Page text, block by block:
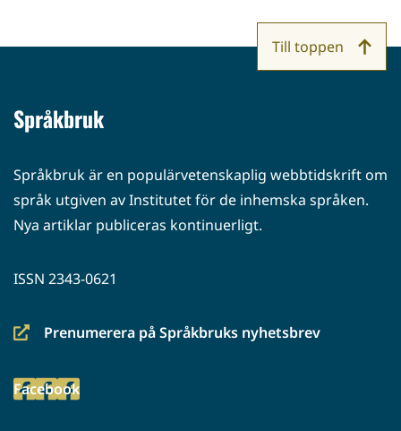
Språkbruk
Språkbruk är en populärvetenskaplig webbtidskrift om
språk utgiven av Institutet för de inhemska språken.
Nya artiklar publiceras kontinuerligt.
ISSN 2343-0621
Prenumerera på Språkbruks nyhetsbrev
(siirryt
palveluun)
Facebook
(siirryt
Till toppen